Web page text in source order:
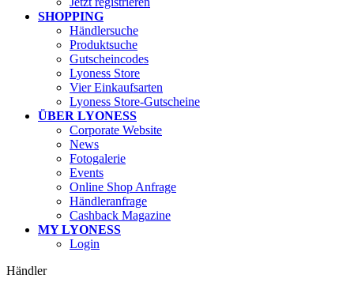
SHOPPING
Händlersuche
Produktsuche
Gutscheincodes
Lyoness Store
Vier Einkaufsarten
Lyoness Store-Gutscheine
ÜBER LYONESS
Corporate Website
News
Fotogalerie
Events
Online Shop Anfrage
Händleranfrage
Cashback Magazine
MY LYONESS
Login
Händler